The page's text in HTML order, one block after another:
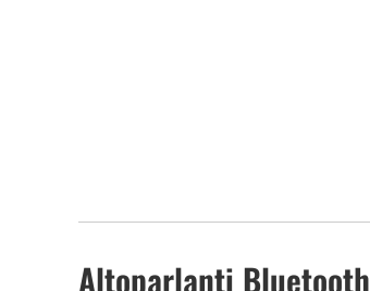
Altoparlanti Bluetooth